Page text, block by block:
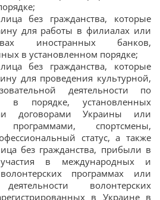
без гражданства, которые
для работы в филиалах или
иностранных банков,
в установленном порядке;
без гражданства, которые
для проведения культурной,
деятельности по
в порядке, установленных
договорами Украины или
программами, спортсмены,
статус, а также
без гражданства, прибыли в
в международных и
программах или
волонтерских
в Украине в